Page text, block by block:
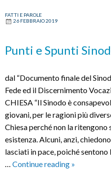
FATTI E PAROLE
26 FEBBRAIO 2019
Punti e Spunti
dal “Documento finale del
Fede ed il Discernimento
CHIESA “Il Sinodo è
giovani, per le ragioni più
Chiesa perché non la
esistenza. Alcuni, anzi,
lasciati in pace, poiché
Continue reading Punti
»